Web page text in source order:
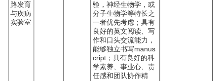
路发育
与疾病
实验室
验，神经生物学，或
分子生物学等特长之
一者优先考虑；具有
良好的英文阅读、写
作和口头交流能力，
能够独立书写manus
cript；具有良好的科
学素养、事业心、责
任感和团队协作精